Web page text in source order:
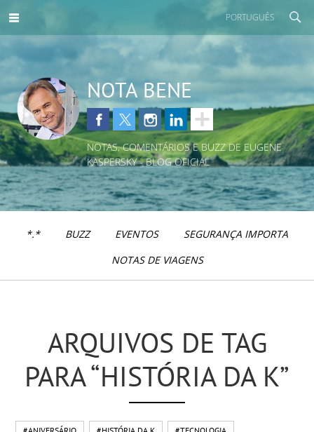
PORTUGUÊS
NOTA BENE
NOTAS, COMENTÁRIOS E BUZZ DE EUGENE
KASPERSKY - BLOG OFICIAL
*.* BUZZ EVENTOS
SEGURANÇA IMPORTA
NOTAS DE VIAGENS
ARQUIVOS DE TAG
PARA “HISTÓRIA DA K”